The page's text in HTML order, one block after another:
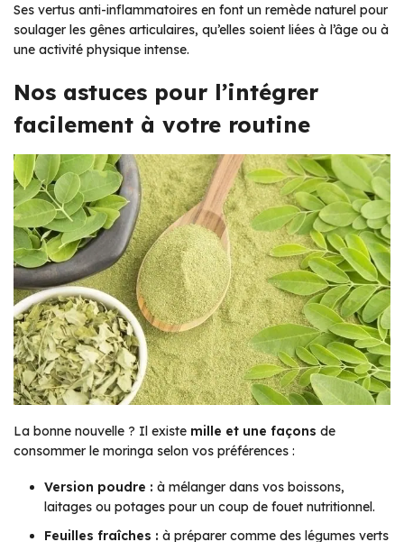
Ses vertus anti-inflammatoires en font un remède naturel pour
soulager les gênes articulaires, qu’elles soient liées à l’âge ou à
une activité physique intense.
Nos astuces pour l’intégrer
facilement à votre routine
La bonne nouvelle ? Il existe mille et une façons de
consommer le moringa selon vos préférences :
Version poudre : à mélanger dans vos boissons,
laitages ou potages pour un coup de fouet nutritionnel.
Feuilles fraîches : à préparer comme des légumes verts